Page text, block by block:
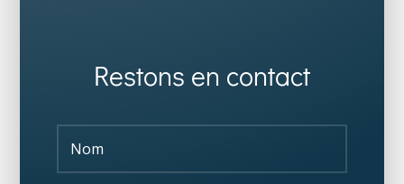
Restons en contact